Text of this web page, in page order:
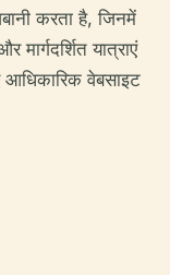
करता है, जिनमें
मार्गदर्शित यात्राएं
वेबसाइट